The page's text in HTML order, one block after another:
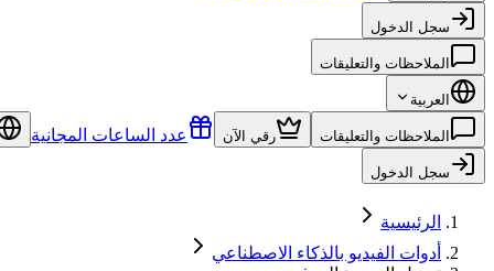
سجل الدخول
الملاحظات والتعليقات
العربية
الملاحظات والتعليقات رقي الآن عدد الساعات المجانية
سجل الدخول
الرئيسية
أدوات الفيديو بالذكاء الاصطناعي